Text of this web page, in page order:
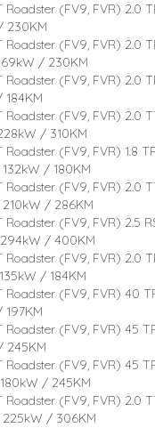
Roadster (FV9, FVR) 2.0
230KM
Roadster (FV9, FVR) 2.0
/ 230KM
Roadster (FV9, FVR) 2.0
184KM
Roadster (FV9, FVR) 2.0
/ 310KM
Roadster (FV9, FVR) 1.8
132kW / 180KM
Roadster (FV9, FVR) 2.0
210kW / 286KM
Roadster (FV9, FVR) 2.5
294kW / 400KM
Roadster (FV9, FVR) 2.0
/ 184KM
Roadster (FV9, FVR) 40
197KM
Roadster (FV9, FVR) 45
245KM
Roadster (FV9, FVR) 45
180kW / 245KM
Roadster (FV9, FVR) 2.0
225kW / 306KM